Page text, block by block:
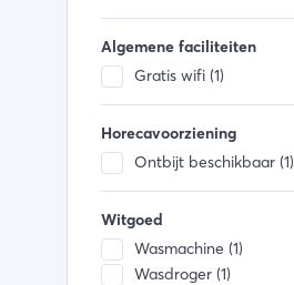
Algemene faciliteiten
Gratis wifi (1)
Horecavoorziening
Ontbijt beschikbaar (1)
Witgoed
Wasmachine (1)
Wasdroger (1)